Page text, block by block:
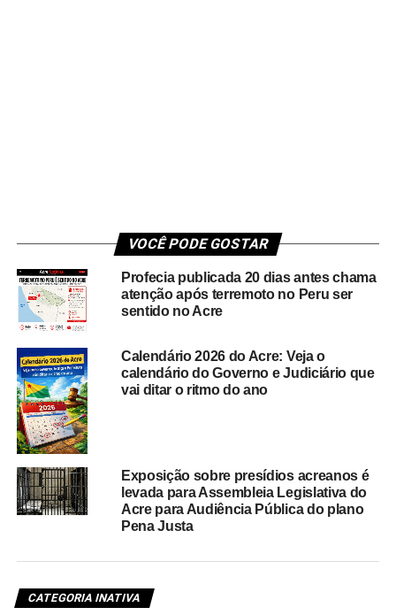
VOCÊ PODE GOSTAR
Profecia publicada 20 dias antes chama
atenção após terremoto no Peru ser
sentido no Acre
Calendário 2026 do Acre: Veja o
calendário do Governo e Judiciário que
vai ditar o ritmo do ano
Exposição sobre presídios acreanos é
levada para Assembleia Legislativa do
Acre para Audiência Pública do plano
Pena Justa
CATEGORIA INATIVA